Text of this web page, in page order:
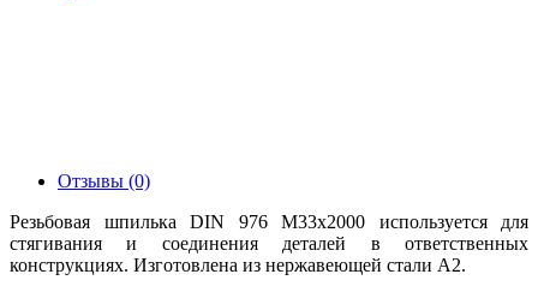
Отзывы (0)
Резьбовая шпилька DIN 976 М33х2000 используется для
стягивания и соединения деталей в ответственных
конструкциях. Изготовлена из нержавеющей стали А2.